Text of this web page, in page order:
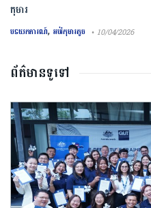
កុមារ
បទយកការណ៍, អប់រំកុមារតូច • 10/04/2026
ព័ត៌មានទូទៅ